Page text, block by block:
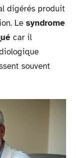
digérés produit
Le syndrome
car il
souvent